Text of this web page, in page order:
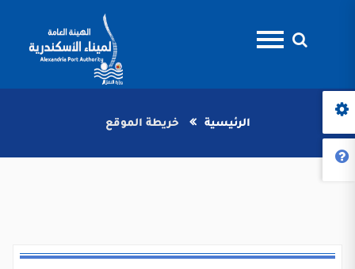
الرئيسية خريطة الموقع